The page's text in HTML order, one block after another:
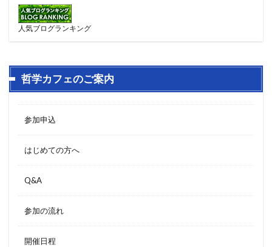
人気ブログランキング
哲学カフェのご案内
参加申込
はじめての方へ
Q&A
参加の流れ
開催日程